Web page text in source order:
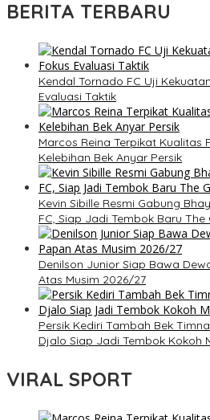
BERITA TERBARU
Kendal Tornado FC Uji
Evaluasi Taktik
Marcos Reina Terpikat Kualitas
Kelebihan Bek Anyar Persik
Kevin Sibille Resmi Gabung
FC, Siap Jadi Tembok Baru The
Denilson Junior Siap Bawa
Atas Musim 2026/27
Persik Kediri Tambah Bek
Djalo Siap Jadi Tembok Kokoh
VIRAL SPORT